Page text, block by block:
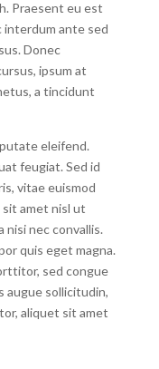
Praesent eu est
interdum ante sed
Donec
ipsum at
a tincidunt
eleifend.
feugiat. Sed id
vitae euismod
amet nisl ut
nisi nec convallis.
quis eget magna.
sed congue
augue sollicitudin,
aliquet sit amet